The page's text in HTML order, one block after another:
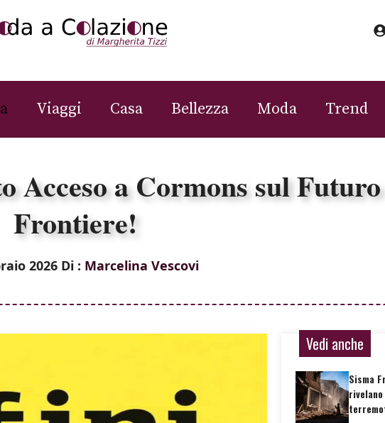
Viaggi Casa Bellezza Moda Trend
a Cormons sul
Frontiere!
2026 Di : Marcelina Vescovi
Vedi anche
Sisma